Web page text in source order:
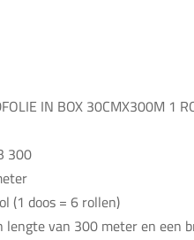
IN BOX 30CMX300M 1
300
(1 doos = 6 rollen)
lengte van 300 meter en een